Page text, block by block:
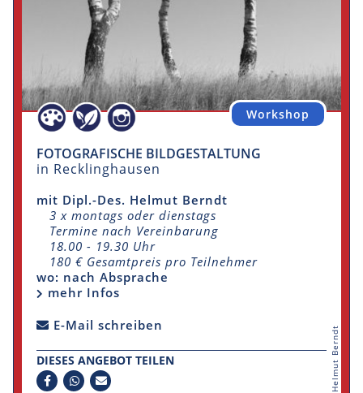
Workshop
FOTOGRAFISCHE BILDGESTALTUNG
in Recklinghausen
mit Dipl.-Des. Helmut Berndt
3 x montags oder dienstags
Termine nach Vereinbarung
18.00 - 19.30 Uhr
180 € Gesamtpreis pro Teilnehmer
wo: nach Absprache
mehr Infos
E-Mail schreiben
DIESES ANGEBOT TEILEN Helmut Berndt